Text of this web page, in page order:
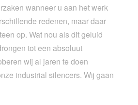
wanneer u aan het werk
redenen, maar daar
op. Wat nou als dit geluid
tot een absoluut
wij al jaren te doen
industrial silencers. Wij gaan